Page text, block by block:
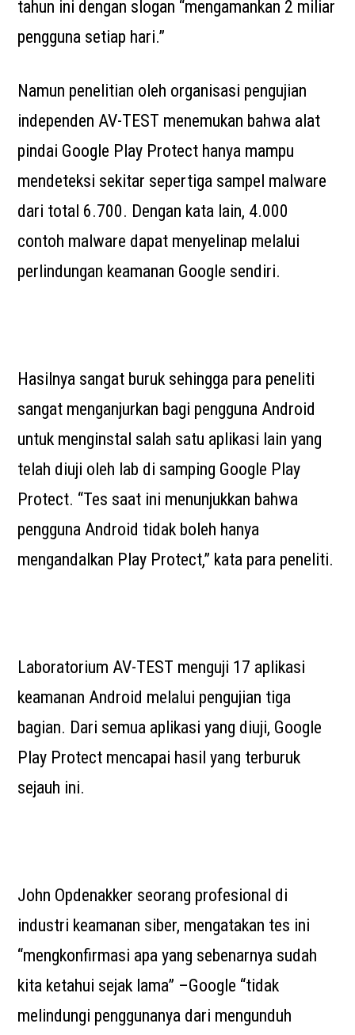
tahun ini dengan slogan “mengamankan 2 miliar
pengguna setiap hari.”
Namun penelitian oleh organisasi pengujian
independen AV-TEST menemukan bahwa alat
pindai Google Play Protect hanya mampu
mendeteksi sekitar sepertiga sampel malware
dari total 6.700. Dengan kata lain, 4.000
contoh malware dapat menyelinap melalui
perlindungan keamanan Google sendiri.
Hasilnya sangat buruk sehingga para peneliti
sangat menganjurkan bagi pengguna Android
untuk menginstal salah satu aplikasi lain yang
telah diuji oleh lab di samping Google Play
Protect. “Tes saat ini menunjukkan bahwa
pengguna Android tidak boleh hanya
mengandalkan Play Protect,” kata para peneliti.
Laboratorium AV-TEST menguji 17 aplikasi
keamanan Android melalui pengujian tiga
bagian. Dari semua aplikasi yang diuji, Google
Play Protect mencapai hasil yang terburuk
sejauh ini.
John Opdenakker seorang profesional di
industri keamanan siber, mengatakan tes ini
“mengkonfirmasi apa yang sebenarnya sudah
kita ketahui sejak lama” –Google “tidak
melindungi penggunanya dari mengunduh